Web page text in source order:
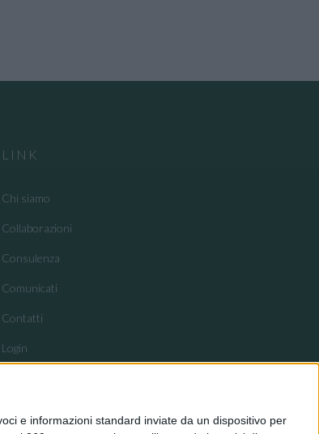
e informazioni standard inviate da un dispositivo per
LINK
Chi siamo
Collaborazioni
Consulenza
Comunicati
Contatti
Login